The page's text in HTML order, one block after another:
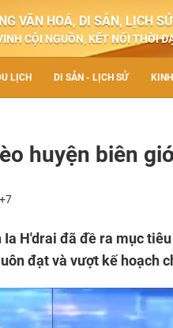
VĂN HOÁ, DI SẢN, LỊCH
CỘI NGUỒN, KẾT NỐI THỜI
LỊCH DI SẢN - LỊCH SỬ
huyện biên
Ia H'drai đã đề ra mục
đạt và vượt kế hoạch